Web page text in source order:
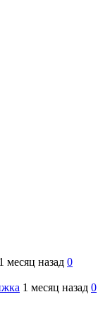
1 месяц назад 0
1 месяц назад 0